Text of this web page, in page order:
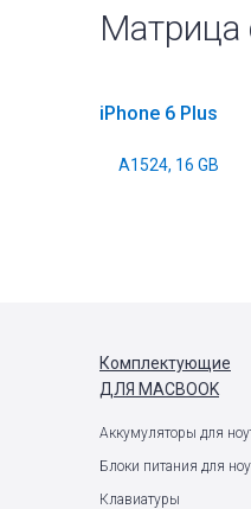
Матрица
iPhone 6 Plus
A1524, 16 GB
Комплектующие
ДЛЯ MACBOOK
Аккумуляторы для
Блоки питания для
Клавиатуры